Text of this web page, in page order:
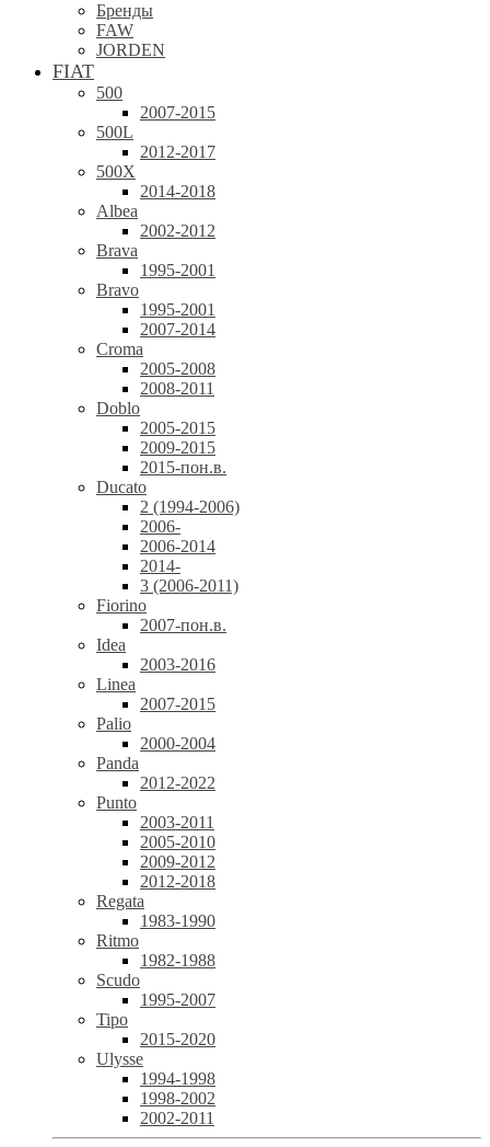
Бренды
FAW
JORDEN
FIAT
500
2007-2015
500L
2012-2017
500X
2014-2018
Albea
2002-2012
Brava
1995-2001
Bravo
1995-2001
2007-2014
Croma
2005-2008
2008-2011
Doblo
2005-2015
2009-2015
2015-пон.в.
Ducato
2 (1994-2006)
2006-
2006-2014
2014-
3 (2006-2011)
Fiorino
2007-пон.в.
Idea
2003-2016
Linea
2007-2015
Palio
2000-2004
Panda
2012-2022
Punto
2003-2011
2005-2010
2009-2012
2012-2018
Regata
1983-1990
Ritmo
1982-1988
Scudo
1995-2007
Tipo
2015-2020
Ulysse
1994-1998
1998-2002
2002-2011